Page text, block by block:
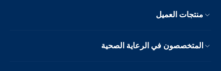
منتجات العميل
المتخصصون في الرعاية الصحية